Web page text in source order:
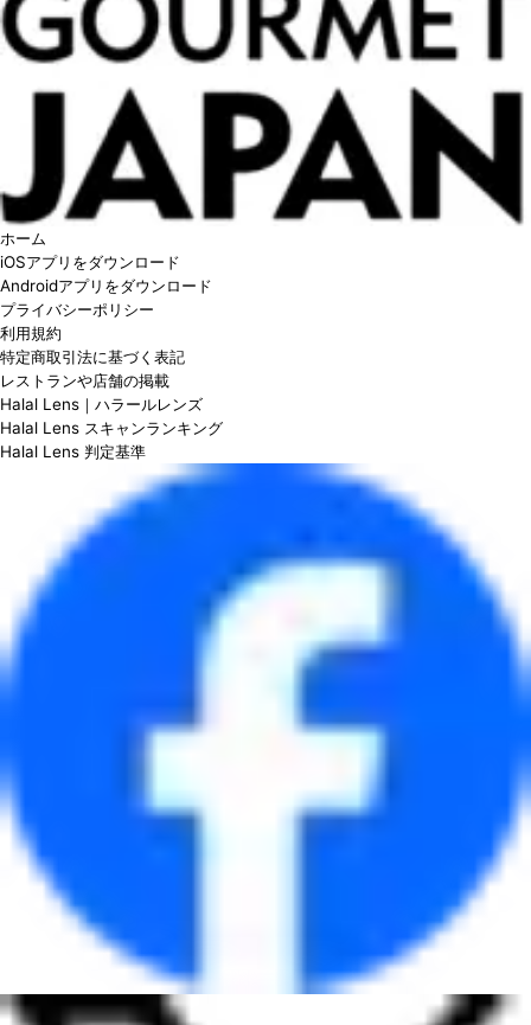
ホーム
iOSアプリをダウンロード
Androidアプリをダウンロード
プライバシーポリシー
利用規約
特定商取引法に基づく表記
レストランや店舗の掲載
Halal Lens｜ハラールレンズ
Halal Lens スキャンランキング
Halal Lens 判定基準